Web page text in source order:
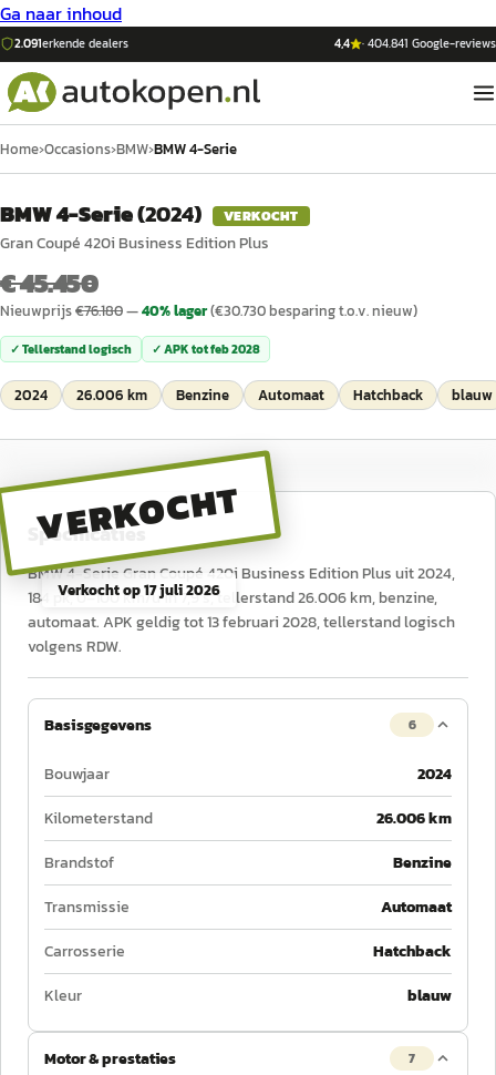
Ga naar inhoud
2.091erkende dealers 4,4 ·404.841 Google-reviews
Home›Occasions›BMW›BMW 4-Serie
BMW 4-Serie(2024) VERKOCHT
Gran Coupé 420i Business Edition Plus
€ 45.450
Nieuwprijs€76.180—40% lager(€30.730besparing t.o.v. nieuw)
✓ Tellerstand logisch ✓ APK totfeb 2028
2024 26.006 km Benzine Automaat Hatchback blauw
VERKOCHT
Verkocht op17 juli 2026
Specificaties
BMW 4-Serie Gran Coupé 420i Business Edition Plus uit 2024,
184 pk, 0–100 km/u in 7,9 s, tellerstand 26.006 km, benzine,
automaat. APK geldig tot 13 februari 2028, tellerstand logisch
volgens RDW.
Basisgegevens 6
Bouwjaar
2024
Kilometerstand
26.006 km
Brandstof
Benzine
Transmissie
Automaat
Carrosserie
Hatchback
Kleur
blauw
Motor & prestaties 7